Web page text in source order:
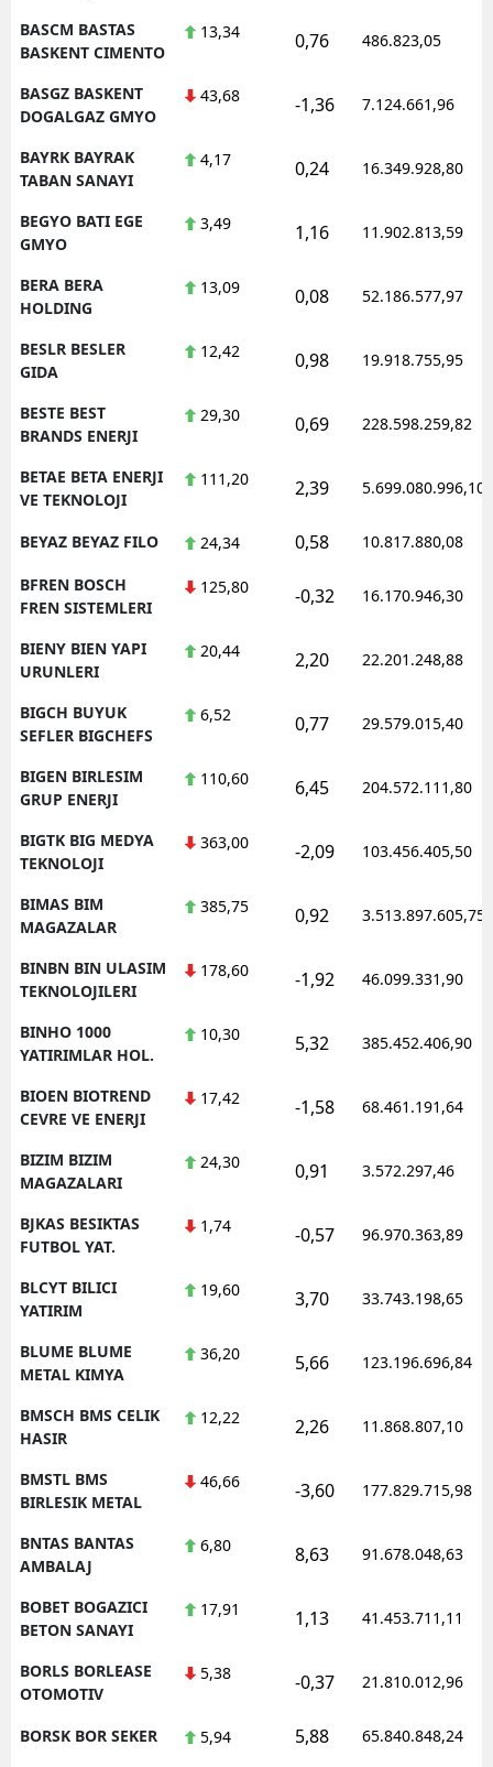
BASCM BASTAS
BASKENT CIMENTO
13,34 0,76 486.823,05
BASGZ BASKENT
DOGALGAZ GMYO
43,68 -1,36 7.124.661,96
BAYRK BAYRAK
TABAN SANAYI
4,17 0,24 16.349.928,80
BEGYO BATI EGE
GMYO
3,49 1,16 11.902.813,59
BERA BERA
HOLDING
13,09 0,08 52.186.577,97
BESLR BESLER
GIDA
12,42 0,98 19.918.755,95
BESTE BEST
BRANDS ENERJI
29,30 0,69 228.598.259,82
BETAE BETA ENERJI
VE TEKNOLOJI
111,20 2,39 5.699.080.996,10
BEYAZ BEYAZ FILO 24,34 0,58 10.817.880,08
BFREN BOSCH
FREN SISTEMLERI
125,80 -0,32 16.170.946,30
BIENY BIEN YAPI
URUNLERI
20,44 2,20 22.201.248,88
BIGCH BUYUK
SEFLER BIGCHEFS
6,52 0,77 29.579.015,40
BIGEN BIRLESIM
GRUP ENERJI
110,60 6,45 204.572.111,80
BIGTK BIG MEDYA
TEKNOLOJI
363,00 -2,09 103.456.405,50
BIMAS BIM
MAGAZALAR
385,75 0,92 3.513.897.605,75
BINBN BIN ULASIM
TEKNOLOJILERI
178,60 -1,92 46.099.331,90
BINHO 1000
YATIRIMLAR HOL.
10,30 5,32 385.452.406,90
BIOEN BIOTREND
CEVRE VE ENERJI
17,42 -1,58 68.461.191,64
BIZIM BIZIM
MAGAZALARI
24,30 0,91 3.572.297,46
BJKAS BESIKTAS
FUTBOL YAT.
1,74 -0,57 96.970.363,89
BLCYT BILICI
YATIRIM
19,60 3,70 33.743.198,65
BLUME BLUME
METAL KIMYA
36,20 5,66 123.196.696,84
BMSCH BMS CELIK
HASIR
12,22 2,26 11.868.807,10
BMSTL BMS
BIRLESIK METAL
46,66 -3,60 177.829.715,98
BNTAS BANTAS
AMBALAJ
6,80 8,63 91.678.048,63
BOBET BOGAZICI
BETON SANAYI
17,91 1,13 41.453.711,11
BORLS BORLEASE
OTOMOTIV
5,38 -0,37 21.810.012,96
BORSK BOR SEKER 5,94 5,88 65.840.848,24